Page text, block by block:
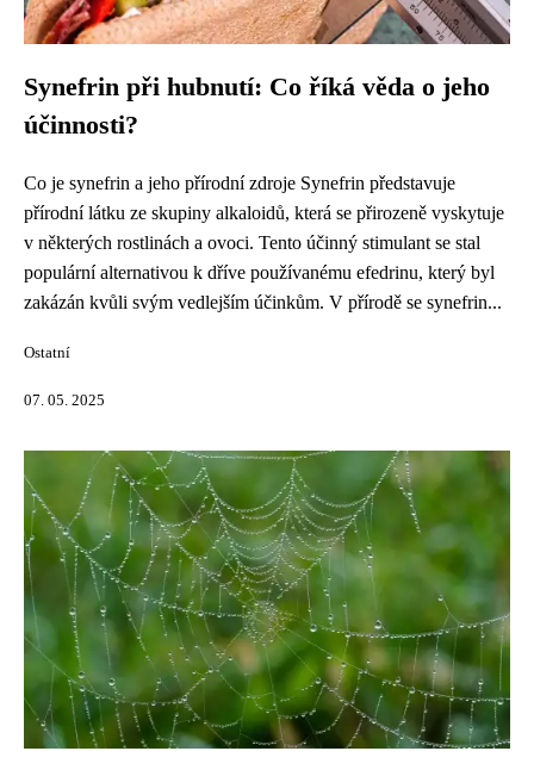
Synefrin při hubnutí: Co říká věda o jeho
účinnosti?
Co je synefrin a jeho přírodní zdroje Synefrin představuje
přírodní látku ze skupiny alkaloidů, která se přirozeně vyskytuje
v některých rostlinách a ovoci. Tento účinný stimulant se stal
populární alternativou k dříve používanému efedrinu, který byl
zakázán kvůli svým vedlejším účinkům. V přírodě se synefrin...
Ostatní
07. 05. 2025